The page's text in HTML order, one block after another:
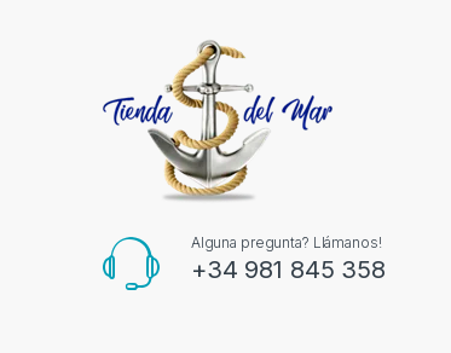
Alguna pregunta? Llámanos!
+34 981 845 358